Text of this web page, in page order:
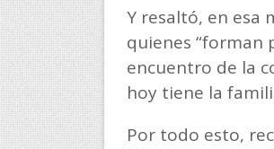
Y resaltó, en esa
quienes “forman
encuentro de la
hoy tiene la
Por todo esto,